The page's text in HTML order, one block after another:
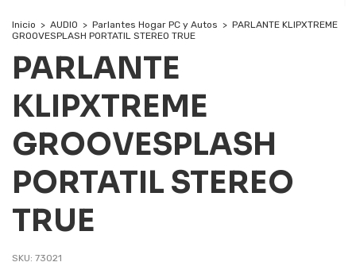
Inicio > AUDIO > Parlantes Hogar PC y Autos > PARLANTE KLIPXTREME
GROOVESPLASH PORTATIL STEREO TRUE
PARLANTE
KLIPXTREME
GROOVESPLASH
PORTATIL STEREO
TRUE
SKU: 73021